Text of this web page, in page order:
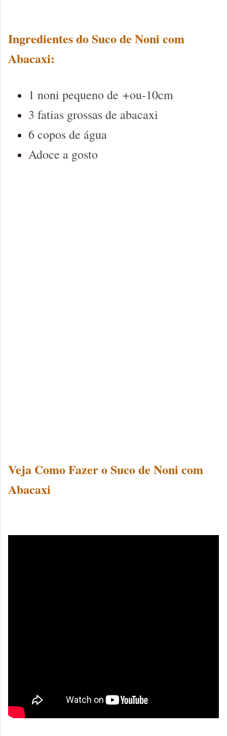
Ingredientes do Suco de Noni com
Abacaxi:
1 noni pequeno de +ou-10cm
3 fatias grossas de abacaxi
6 copos de água
Adoce a gosto
Veja Como Fazer o Suco de Noni com
Abacaxi